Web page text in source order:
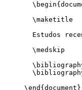
\begin{
\maketitle
Estudos
\medskip
\end { document }